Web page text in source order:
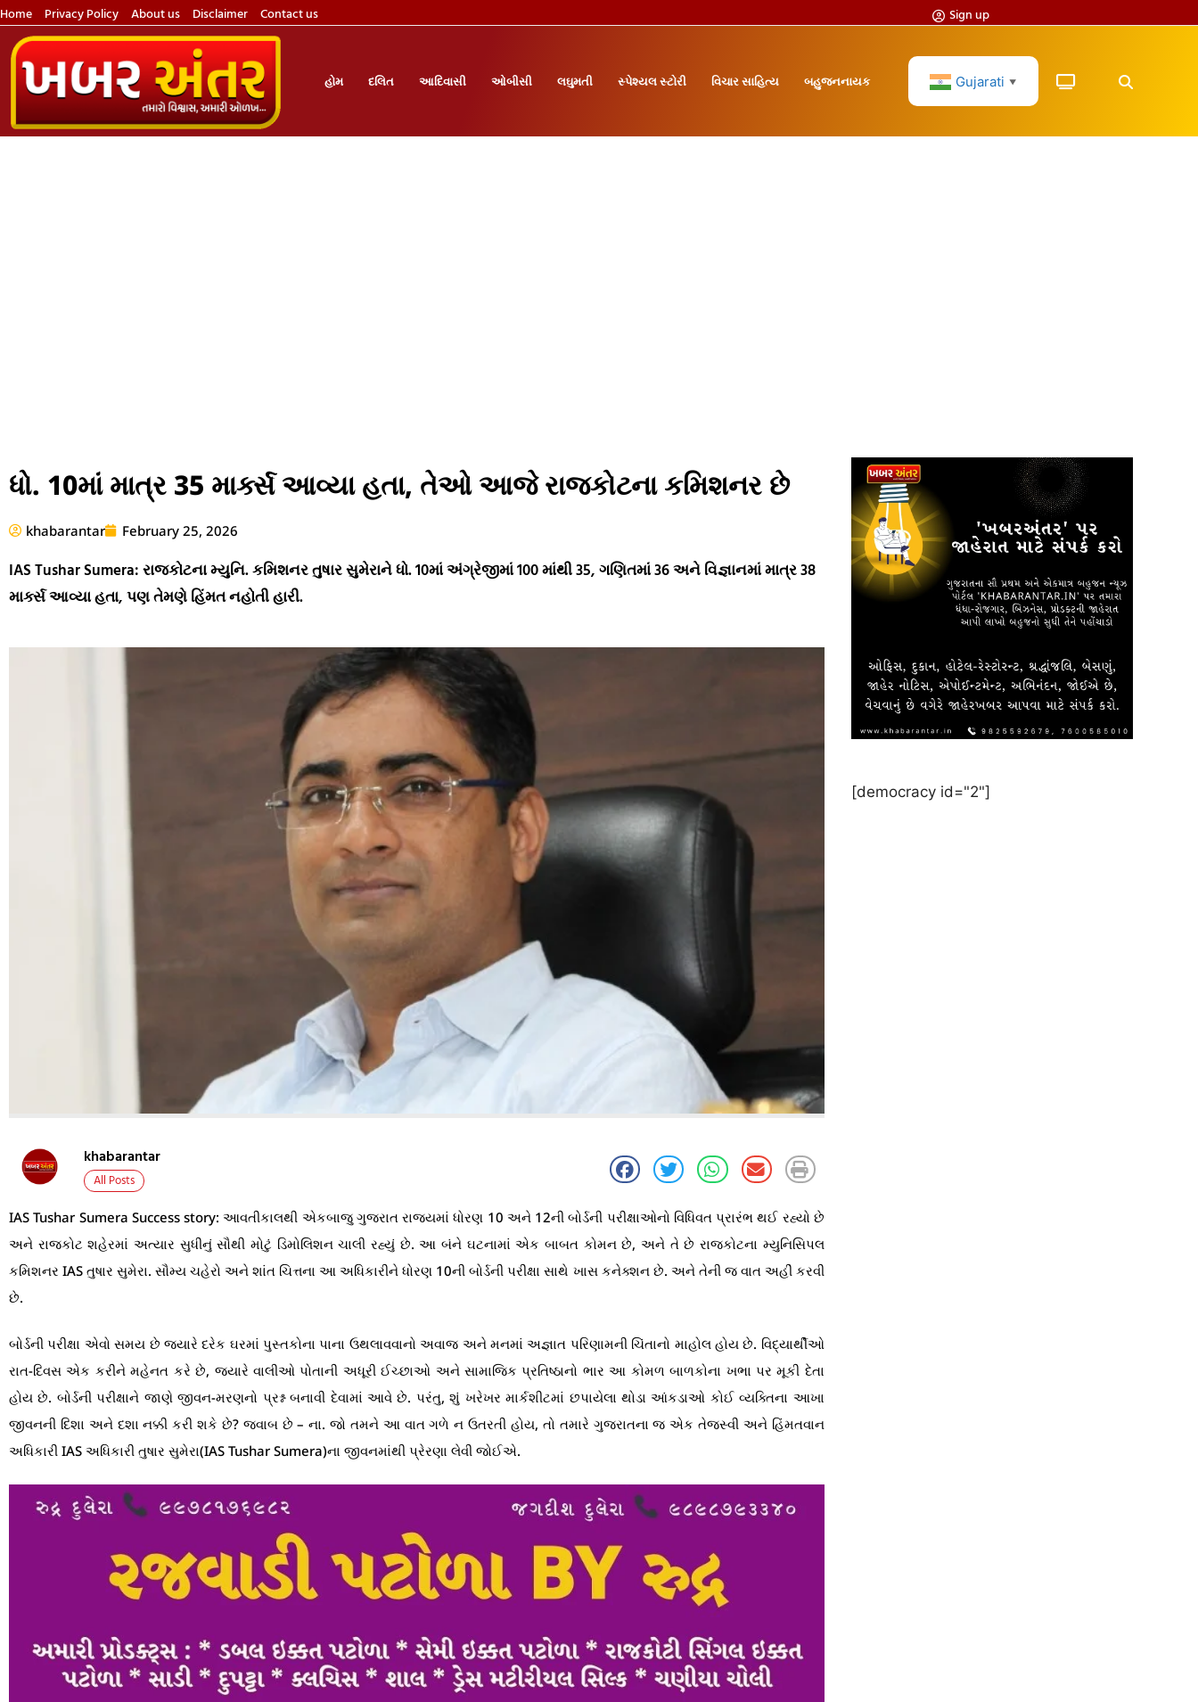
Home Privacy Policy About us Disclaimer Contact us Sign up
હોમ દલિત આદિવાસી ઓબીસી લઘુમતી સ્પેશ્યલ સ્ટોરી વિચાર સાહિત્ય બહુજનનાયક Gujarati ▼
ધો. 10માં માત્ર 35 માર્ક્સ આવ્યા હતા, તેઓ આજે રાજકોટના કમિશનર છે
khabarantar February 25, 2026
IAS Tushar Sumera: રાજકોટના મ્યુનિ. કમિશનર તુષાર સુમેરાને ધો. 10માં અંગ્રેજીમાં 100 માંથી 35, ગણિતમાં 36 અને વિજ્ઞાનમાં માત્ર 38
માર્ક્સ આવ્યા હતા, પણ તેમણે હિંમત નહોતી હારી.
khabarantar
All Posts
IAS Tushar Sumera Success story: આવતીકાલથી એકબાજુ ગુજરાત રાજ્યમાં ધોરણ 10 અને 12ની બોર્ડની પરીક્ષાઓનો વિધિવત પ્રારંભ થઈ રહ્યો છે
અને રાજકોટ શહેરમાં અત્યાર સુધીનું સૌથી મોટું ડિમોલિશન ચાલી રહ્યું છે. આ બંને ઘટનામાં એક બાબત કોમન છે, અને તે છે રાજકોટના મ્યુનિસિપલ
કમિશનર IAS તુષાર સુમેરા. સૌમ્ય ચહેરો અને શાંત ચિત્તના આ અધિકારીને ધોરણ 10ની બોર્ડની પરીક્ષા સાથે ખાસ કનેક્શન છે. અને તેની જ વાત અહીં કરવી
છે.
બોર્ડની પરીક્ષા એવો સમય છે જ્યારે દરેક ઘરમાં પુસ્તકોના પાના ઉથલાવવાનો અવાજ અને મનમાં અજ્ઞાત પરિણામની ચિંતાનો માહોલ હોય છે. વિદ્યાર્થીઓ
રાત-દિવસ એક કરીને મહેનત કરે છે, જ્યારે વાલીઓ પોતાની અધૂરી ઈચ્છાઓ અને સામાજિક પ્રતિષ્ઠાનો ભાર આ કોમળ બાળકોના ખભા પર મૂકી દેતા
હોય છે. બોર્ડની પરીક્ષાને જાણે જીવન-મરણનો પ્રશ્ન બનાવી દેવામાં આવે છે. પરંતુ, શું ખરેખર માર્કશીટમાં છપાયેલા થોડા આંકડાઓ કોઈ વ્યક્તિના આખા
જીવનની દિશા અને દશા નક્કી કરી શકે છે? જવાબ છે – ના. જો તમને આ વાત ગળે ન ઉતરતી હોય, તો તમારે ગુજરાતના જ એક તેજસ્વી અને હિંમતવાન
અધિકારી IAS અધિકારી તુષાર સુમેરા(IAS Tushar Sumera)ના જીવનમાંથી પ્રેરણા લેવી જોઈએ.
[democracy id="2"]